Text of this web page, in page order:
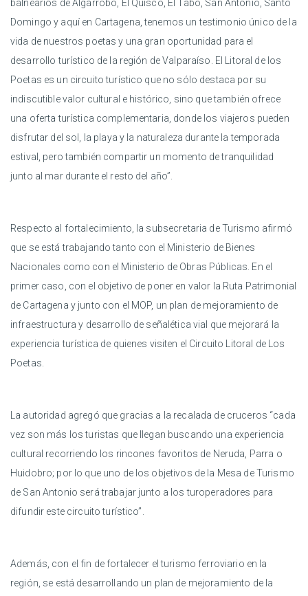
balnearios de Algarrobo, El Quisco, El Tabo, San Antonio, Santo
Domingo y aquí en Cartagena, tenemos un testimonio único de la
vida de nuestros poetas y una gran oportunidad para el
desarrollo turístico de la región de Valparaíso. El Litoral de los
Poetas es un circuito turístico que no sólo destaca por su
indiscutible valor cultural e histórico, sino que también ofrece
una oferta turística complementaria, donde los viajeros pueden
disfrutar del sol, la playa y la naturaleza durante la temporada
estival, pero también compartir un momento de tranquilidad
junto al mar durante el resto del año”.
Respecto al fortalecimiento, la subsecretaria de Turismo afirmó
que se está trabajando tanto con el Ministerio de Bienes
Nacionales como con el Ministerio de Obras Públicas. En el
primer caso, con el objetivo de poner en valor la Ruta Patrimonial
de Cartagena y junto con el MOP, un plan de mejoramiento de
infraestructura y desarrollo de señalética vial que mejorará la
experiencia turística de quienes visiten el Circuito Litoral de Los
Poetas.
La autoridad agregó que gracias a la recalada de cruceros “cada
vez son más los turistas que llegan buscando una experiencia
cultural recorriendo los rincones favoritos de Neruda, Parra o
Huidobro; por lo que uno de los objetivos de la Mesa de Turismo
de San Antonio será trabajar junto a los turoperadores para
difundir este circuito turístico”.
Además, con el fin de fortalecer el turismo ferroviario en la
región, se está desarrollando un plan de mejoramiento de la